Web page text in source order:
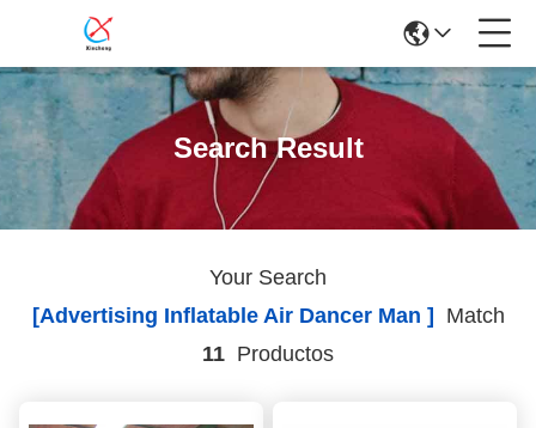
Search Result
Your Search
[advertising Inflatable Air Dancer Man ]
Match
11 Productos